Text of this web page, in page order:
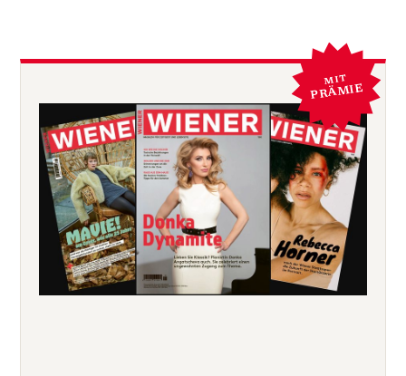
MIT
PRÄMIE